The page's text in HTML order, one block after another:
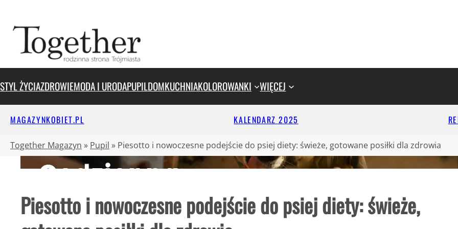
treści
STYL ŻYCIAZDROWIEMODA I URODAPUPILDOMKUCHNIAKOLOROWANKI WIĘCEJ
MAGAZYNKOBIET.PL KALENDARZ 2025
Together Magazyn » Pupil » Piesotto i nowoczesne podejście do psiej diety: świeże, gotowane posiłki dla zdrowia
Piesotto i nowoczesne podejście do psiej diety: świeże,